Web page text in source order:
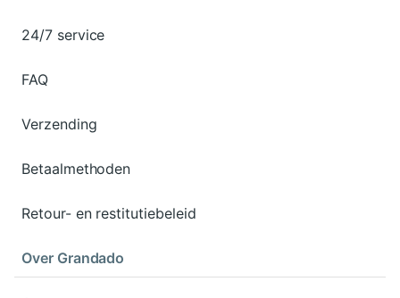
24/7 service
FAQ
Verzending
Betaalmethoden
Retour- en restitutiebeleid
Over Grandado